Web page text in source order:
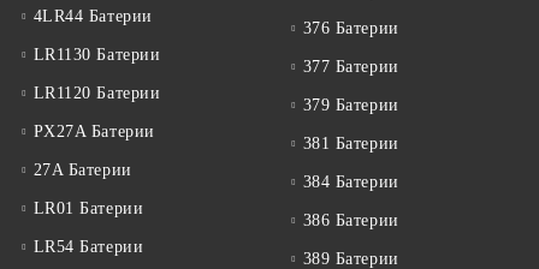
4LR44 Батерии
LR1130 Батерии
LR1120 Батерии
PX27A Батерии
27A Батерии
LR01 Батерии
LR54 Батерии
376 Батерии
377 Батерии
379 Батерии
381 Батерии
384 Батерии
386 Батерии
389 Батерии